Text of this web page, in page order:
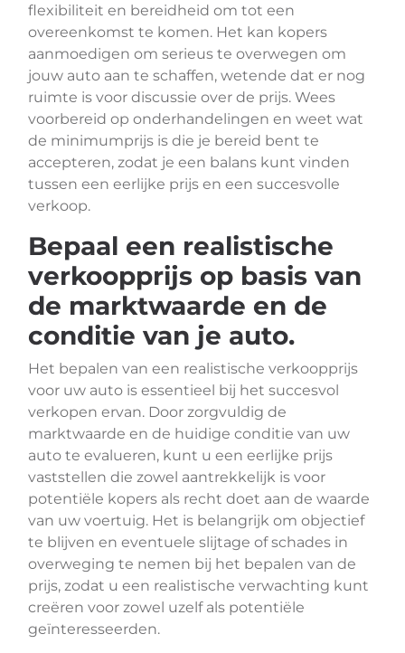
flexibiliteit en bereidheid om tot een
overeenkomst te komen. Het kan kopers
aanmoedigen om serieus te overwegen om
jouw auto aan te schaffen, wetende dat er nog
ruimte is voor discussie over de prijs. Wees
voorbereid op onderhandelingen en weet wat
de minimumprijs is die je bereid bent te
accepteren, zodat je een balans kunt vinden
tussen een eerlijke prijs en een succesvolle
verkoop.
Bepaal een realistische
verkoopprijs op basis van
de marktwaarde en de
conditie van je auto.
Het bepalen van een realistische verkoopprijs
voor uw auto is essentieel bij het succesvol
verkopen ervan. Door zorgvuldig de
marktwaarde en de huidige conditie van uw
auto te evalueren, kunt u een eerlijke prijs
vaststellen die zowel aantrekkelijk is voor
potentiële kopers als recht doet aan de waarde
van uw voertuig. Het is belangrijk om objectief
te blijven en eventuele slijtage of schades in
overweging te nemen bij het bepalen van de
prijs, zodat u een realistische verwachting kunt
creëren voor zowel uzelf als potentiële
geïnteresseerden.